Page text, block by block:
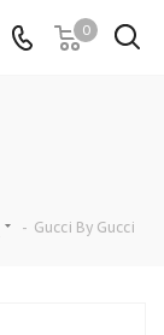
0
- Gucci By Gucci